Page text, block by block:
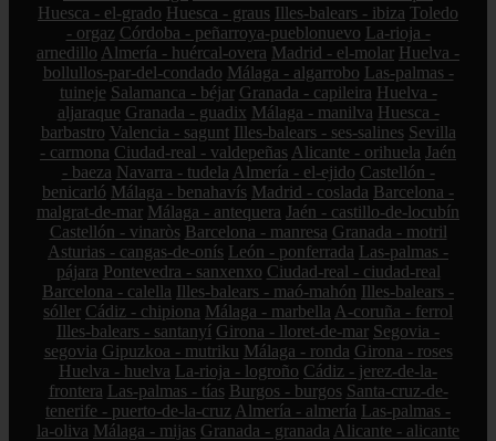
Huesca - el-grado Huesca - graus Illes-balears - ibiza Toledo
- orgaz Córdoba - peñarroya-pueblonuevo La-rioja -
arnedillo Almería - huércal-overa Madrid - el-molar Huelva -
bollullos-par-del-condado Málaga - algarrobo Las-palmas -
tuineje Salamanca - béjar Granada - capileira Huelva -
aljaraque Granada - guadix Málaga - manilva Huesca -
barbastro Valencia - sagunt Illes-balears - ses-salines Sevilla
- carmona Ciudad-real - valdepeñas Alicante - orihuela Jaén
- baeza Navarra - tudela Almería - el-ejido Castellón -
benicarló Málaga - benahavís Madrid - coslada Barcelona -
malgrat-de-mar Málaga - antequera Jaén - castillo-de-locubín
Castellón - vinaròs Barcelona - manresa Granada - motril
Asturias - cangas-de-onís León - ponferrada Las-palmas -
pájara Pontevedra - sanxenxo Ciudad-real - ciudad-real
Barcelona - calella Illes-balears - maó-mahón Illes-balears -
sóller Cádiz - chipiona Málaga - marbella A-coruña - ferrol
Illes-balears - santanyí Girona - lloret-de-mar Segovia -
segovia Gipuzkoa - mutriku Málaga - ronda Girona - roses
Huelva - huelva La-rioja - logroño Cádiz - jerez-de-la-
frontera Las-palmas - tías Burgos - burgos Santa-cruz-de-
tenerife - puerto-de-la-cruz Almería - almería Las-palmas -
la-oliva Málaga - mijas Granada - granada Alicante - alicante